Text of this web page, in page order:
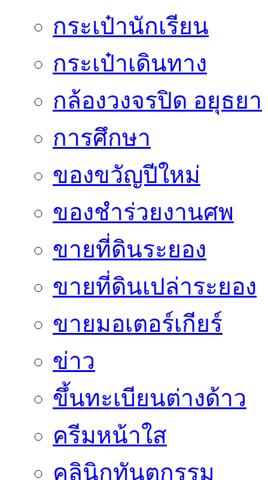
กระเป๋านักเรียน
กระเป๋าเดินทาง
กล้องวงจรปิด อยุธยา
การศึกษา
ของขวัญปีใหม่
ของชำร่วยงานศพ
ขายที่ดินระยอง
ขายที่ดินเปล่าระยอง
ขายมอเตอร์เกียร์
ข่าว
ขึ้นทะเบียนต่างด้าว
ครีมหน้าใส
คลินิกทันตกรรม